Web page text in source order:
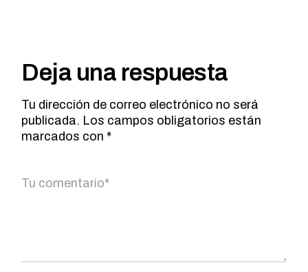
Deja una respuesta
Tu dirección de correo electrónico no será
publicada. Los campos obligatorios están
marcados con *